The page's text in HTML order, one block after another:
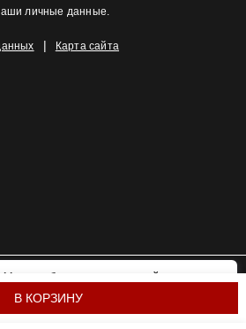
В КОРЗИНУ
личные данные.
| Карта сайта
чтобы сделать наш сайт
cookies.